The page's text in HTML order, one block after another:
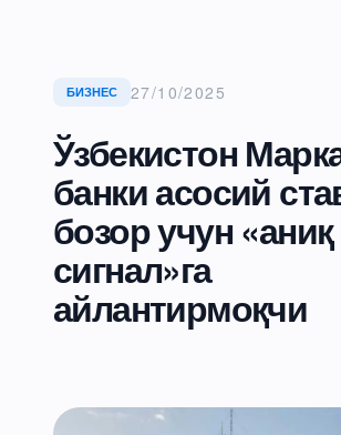
БИЗНЕС 27/10/2025
Ўзбекистон
банки асосий
бозор учун «аниқ
сигнал»га
айлантирмоқчи